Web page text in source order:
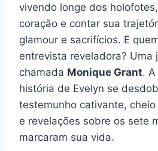
vivendo longe dos
coração e contar sua
glamour e sacrifícios. E
entrevista reveladora? Uma
chamada Monique Grant.
história de Evelyn se
testemunho cativante,
e revelações sobre os sete
marcaram sua vida.